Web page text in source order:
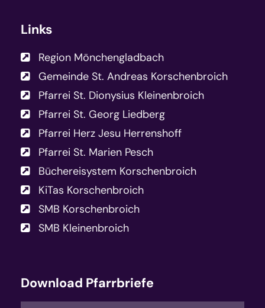
Links
Region Mönchengladbach
Gemeinde St. Andreas Korschenbroich
Pfarrei St. Dionysius Kleinenbroich
Pfarrei St. Georg Liedberg
Pfarrei Herz Jesu Herrenshoff
Pfarrei St. Marien Pesch
Büchereisystem Korschenbroich
KiTas Korschenbroich
SMB Korschenbroich
SMB Kleinenbroich
Download Pfarrbriefe